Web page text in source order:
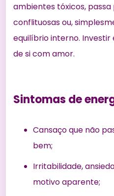
ambientes tóxicos,
conflituosas ou,
equilíbrio interno.
de si com amor.
Sintomas de
Cansaço que não
bem;
Irritabilidade,
motivo aparente;